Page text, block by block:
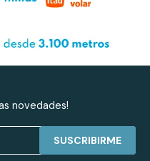
novedades!
SUSCRIBIRME